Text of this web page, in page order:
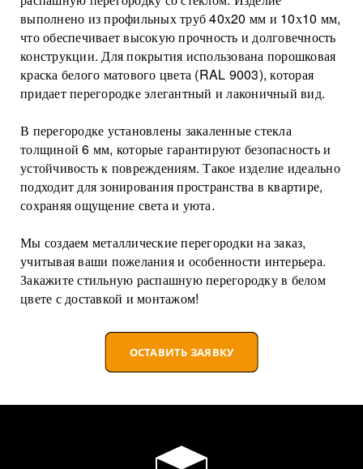
Торговые перегородки
выполнено из профильных труб 40х20 мм и 10х10 мм,
что обеспечивает высокую прочность и долговечность
конструкции. Для покрытия использована порошковая
краска белого матового цвета (RAL 9003), которая
придает перегородке элегантный и лаконичный вид.
В перегородке установлены закаленные стекла
толщиной 6 мм, которые гарантируют безопасность и
устойчивость к повреждениям. Такое изделие идеально
подходит для зонирования пространства в квартире,
сохраняя ощущение света и уюта.
Мы создаем металлические перегородки на заказ,
учитывая ваши пожелания и особенности интерьера.
Закажите стильную распашную перегородку в белом
цвете с доставкой и монтажом!
ОСТАВИТЬ ЗАЯВКУ